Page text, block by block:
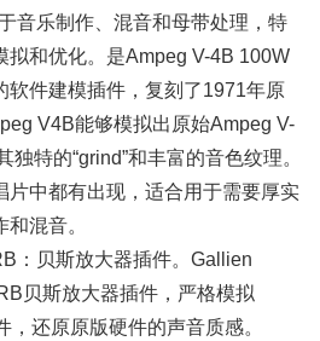
音乐制作、混音和母带处理，特
拟和优化。是Ampeg V-4B 100W
软件建模插件，复刻了1971年原
V4B能够模拟出原始Ampeg V-
特的“grind”和丰富的音色纹理。
片中都有出现，适合用于需要厚实
混音。
：贝斯放大器插件。Gallien
贝斯放大器插件，严格模拟
还原原版硬件的声音质感。